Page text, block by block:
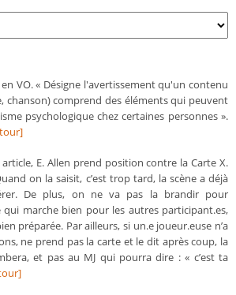
VO. « Désigne l'avertissement qu'un contenu
chanson) comprend des éléments qui peuvent
psychologique chez certaines personnes ».
E. Allen prend position contre la Carte X.
on la saisit, c’est trop tard, la scène a déjà
De plus, on ne va pas la brandir pour
marche bien pour les autres participant.es,
préparée. Par ailleurs, si un.e joueur.euse n’a
ne prend pas la carte et le dit après coup, la
et pas au MJ qui pourra dire : « c’est ta